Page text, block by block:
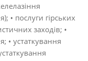
• послуги гірських
заходів; •
• устаткування